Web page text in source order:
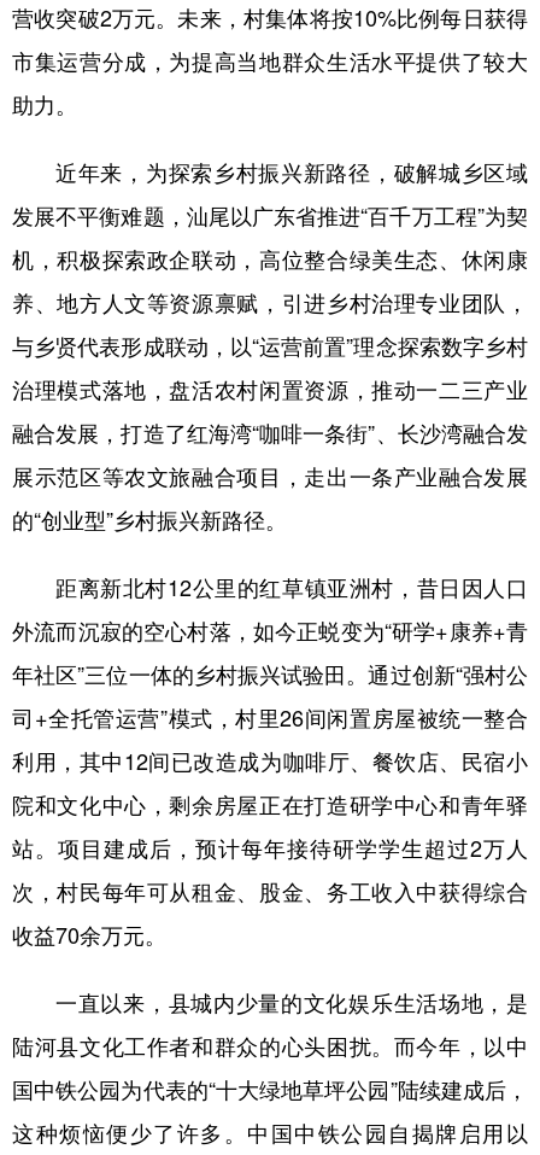
浙江 安徽 福建 江西
山东 河南 湖北 湖南
四川 贵州 云南 西藏
陕西 甘肃 青海 宁夏
多语种频道
English Español Français عربى
Русский язык 日本語 한국어
Deutsch Português
营收突破2万元。未来，村集体将按10%比例每日获得
市集运营分成，为提高当地群众生活水平提供了较大
助力。
近年来，为探索乡村振兴新路径，破解城乡区域
发展不平衡难题，汕尾以广东省推进“百千万工程”为契
机，积极探索政企联动，高位整合绿美生态、休闲康
养、地方人文等资源禀赋，引进乡村治理专业团队，
与乡贤代表形成联动，以“运营前置”理念探索数字乡村
治理模式落地，盘活农村闲置资源，推动一二三产业
融合发展，打造了红海湾“咖啡一条街”、长沙湾融合发
展示范区等农文旅融合项目，走出一条产业融合发展
的“创业型”乡村振兴新路径。
距离新北村12公里的红草镇亚洲村，昔日因人口
外流而沉寂的空心村落，如今正蜕变为“研学+康养+青
年社区”三位一体的乡村振兴试验田。通过创新“强村公
司+全托管运营”模式，村里26间闲置房屋被统一整合
利用，其中12间已改造成为咖啡厅、餐饮店、民宿小
院和文化中心，剩余房屋正在打造研学中心和青年驿
站。项目建成后，预计每年接待研学学生超过2万人
次，村民每年可从租金、股金、务工收入中获得综合
收益70余万元。
一直以来，县城内少量的文化娱乐生活场地，是
陆河县文化工作者和群众的心头困扰。而今年，以中
国中铁公园为代表的“十大绿地草坪公园”陆续建成后，
这种烦恼便少了许多。中国中铁公园自揭牌启用以